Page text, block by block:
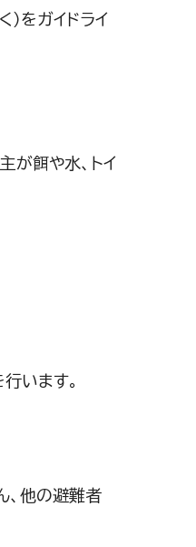
をガイドライ
が餌や水、トイ
います。
、他の避難者